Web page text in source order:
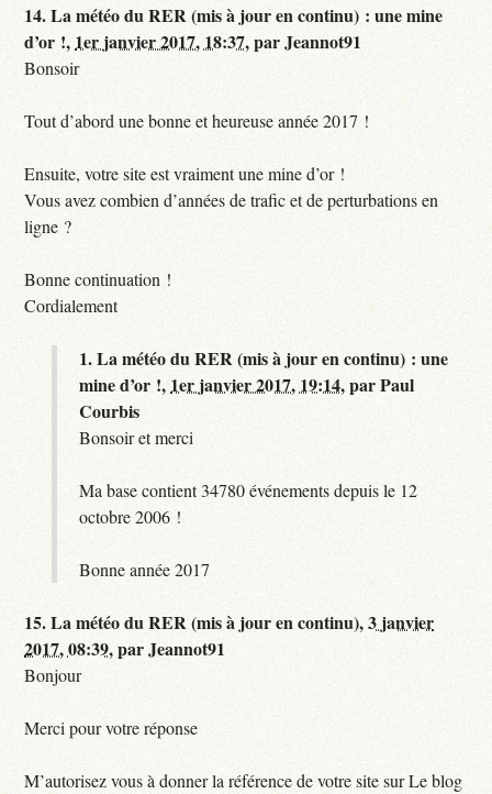
14.La météo du RER (mis à jour en continu) : une mine
d’or !, 1er janvier 2017, 18:37,parJeannot91
Bonsoir
Tout d’abord une bonne et heureuse année 2017 !
Ensuite, votre site est vraiment une mine d’or !
Vous avez combien d’années de trafic et de perturbations en
ligne ?
Bonne continuation !
Cordialement
1.La météo du RER (mis à jour en continu) : une
mine d’or !, 1er janvier 2017, 19:14,parPaul
Courbis
Bonsoir et merci
Ma base contient 34780 événements depuis le 12
octobre 2006 !
Bonne année 2017
15.La météo du RER (mis à jour en continu),3 janvier
2017, 08:39,parJeannot91
Bonjour
Merci pour votre réponse
M’autorisez vous à donner la référence de votre site sur Le blog